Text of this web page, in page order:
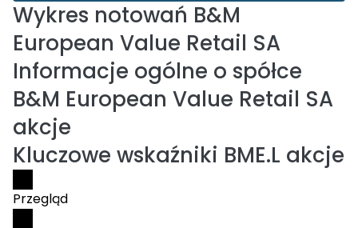
Wykres notowań B&M
European Value Retail SA
Informacje ogólne o spółce
B&M European Value Retail SA
akcje
Kluczowe wskaźniki BME.L akcje
Przegląd